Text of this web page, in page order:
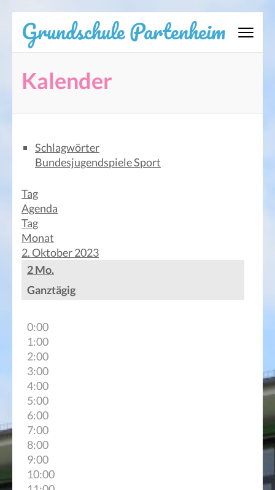
Inhalt
springen
drücken)
Grundschule Partenheim
Kalender
Schlagwörter
BundesjugendspieleSport
Tag
Agenda
Tag
Monat
2. Oktober 2023
2Mo.
Ganztägig
0:00
1:00
2:00
3:00
4:00
5:00
6:00
7:00
8:00
9:00
10:00